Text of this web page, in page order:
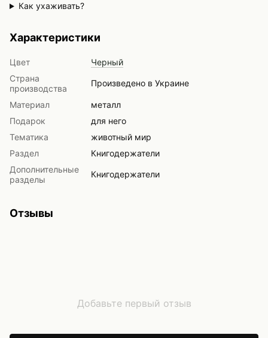
Как ухаживать?
Характеристики
Цвет
Черный
Страна
производства
Произведено в Украине
Материал
металл
Подарок
для него
Тематика
животный мир
Раздел
Книгодержатели
Дополнительные
разделы
Книгодержатели
Отзывы
Добавьте первый отзыв